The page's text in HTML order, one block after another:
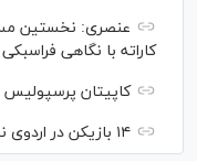
عنصری: نخستین
کاراته با نگاهی
کاپیتان
۱۴ بازیکن در اردوی نهایی تیم ملی والیبال زیر ۱۷ سال ایران